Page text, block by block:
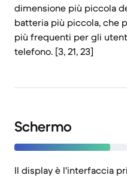
dimensione più piccola
batteria più piccola, che
più frequenti per gli
telefono. [3, 21, 23]
Schermo
Il display è l'interfaccia